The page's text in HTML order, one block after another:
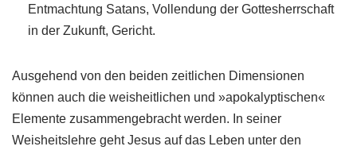
Entmachtung Satans, Vollendung der Gottesherrschaft
in der Zukunft, Gericht.
Ausgehend von den beiden zeitlichen Dimensionen
können auch die weisheitlichen und »apokalyptischen«
Elemente zusammengebracht werden. In seiner
Weisheitslehre geht Jesus auf das Leben unter den